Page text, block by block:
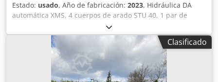
Estado: usado, Año de fabricación: 2023, Hidráulica DA
automática XMS, 4 cuerpos de arado STU 40, 1 par de
cuchillas 4x 430 HD, 1 par de protectores de desgaste, 1
par de 4 rejas delanteras M0 RH65-85, cuchilla de disco
DM 500 para desbloqueo hidráulico de piedras reforzado,
rueda de soporte oscilante DM680. Djdpfotvf Rwex Aigsck
Clasificado